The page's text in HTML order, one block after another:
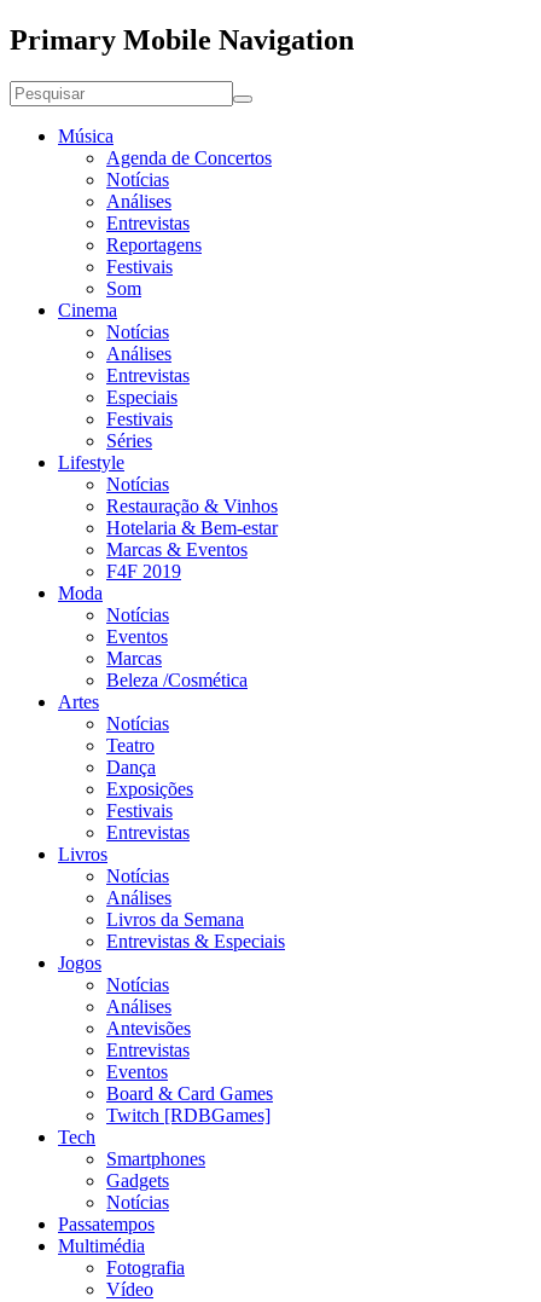
Primary Mobile Navigation
Música
Agenda de Concertos
Notícias
Análises
Entrevistas
Reportagens
Festivais
Som
Cinema
Notícias
Análises
Entrevistas
Especiais
Festivais
Séries
Lifestyle
Notícias
Restauração & Vinhos
Hotelaria & Bem-estar
Marcas & Eventos
F4F 2019
Moda
Notícias
Eventos
Marcas
Beleza /Cosmética
Artes
Notícias
Teatro
Dança
Exposições
Festivais
Entrevistas
Livros
Notícias
Análises
Livros da Semana
Entrevistas & Especiais
Jogos
Notícias
Análises
Antevisões
Entrevistas
Eventos
Board & Card Games
Twitch [RDBGames]
Tech
Smartphones
Gadgets
Notícias
Passatempos
Multimédia
Fotografia
Vídeo